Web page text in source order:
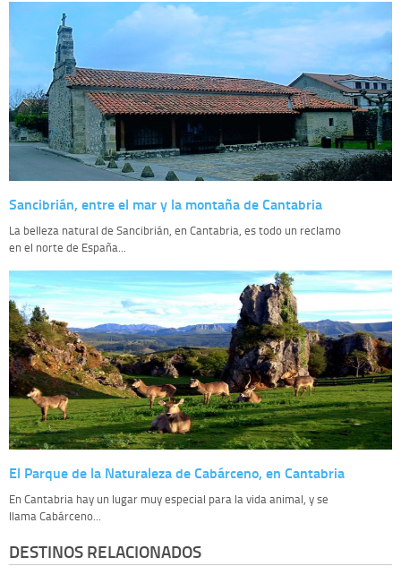
Sancibrián, entre el mar y la montaña de Cantabria
La belleza natural de Sancibrián, en Cantabria, es todo un reclamo
en el norte de España...
El Parque de la Naturaleza de Cabárceno, en Cantabria
En Cantabria hay un lugar muy especial para la vida animal, y se
llama Cabárceno...
DESTINOS RELACIONADOS